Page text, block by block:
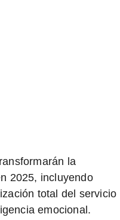
la
2025, incluyendo
total del servicio
emocional.